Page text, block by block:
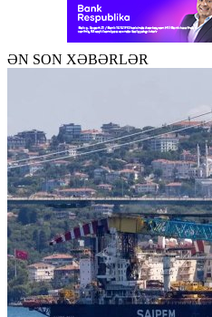
ƏN SON XƏBƏRLƏR